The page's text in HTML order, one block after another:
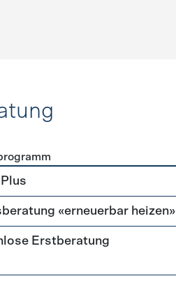
«erneuerbar heizen»
Erstberatung